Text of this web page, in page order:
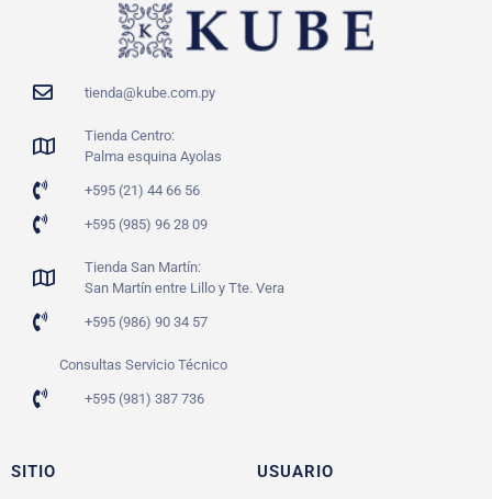
tienda@kube.com.py
Tienda Centro:
Palma esquina Ayolas
+595 (21) 44 66 56
+595 (985) 96 28 09
Tienda San Martín:
San Martín entre Lillo y Tte. Vera
+595 (986) 90 34 57
Consultas Servicio Técnico
+595 (981) 387 736
SITIO USUARIO